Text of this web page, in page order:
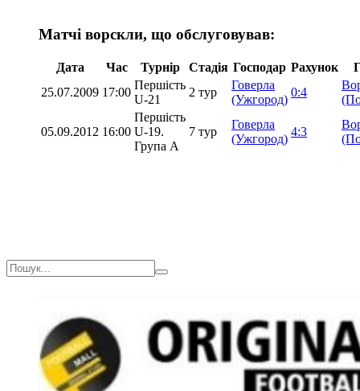
Матчі ворскли, що обслуговував:
Дата Час Турнір Стадія Господар Рахунок
25.07.2009 17:00
Першість
U-21
2 тур
Говерла
(Ужгород)
0:4
05.09.2012 16:00
Першість
U-19.
Група А
7 тур
Говерла
(Ужгород)
4:3